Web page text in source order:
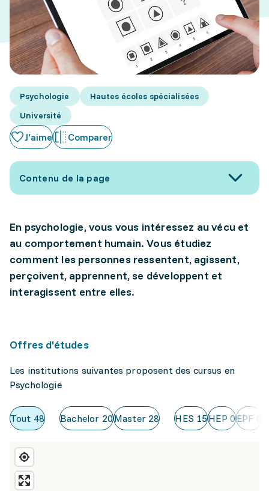
Psychologie
Hautes écoles spécialisées
Université
J'aime Comparer
Contenu de la page
En psychologie, vous vous intéressez au vécu et
au comportement humain. Vous étudiez
comment les personnes ressentent, agissent,
perçoivent, apprennent, se développent et
interagissent entre elles.
Offres d'études
Les institutions suivantes proposent des cursus en
Psychologie
Tout 48 Bachelor 20Master28 HES 15HEP 0EPF 0